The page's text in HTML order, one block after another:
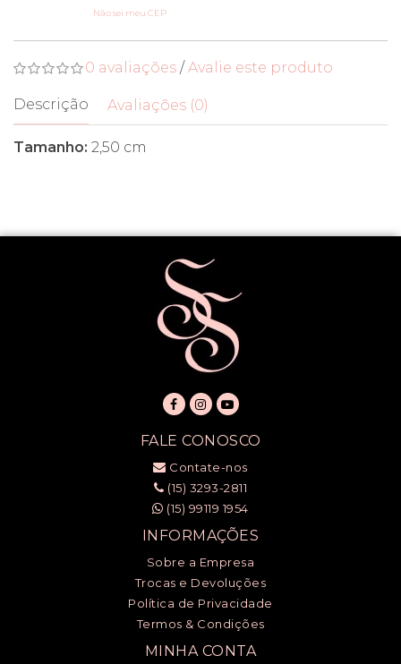
Não sei meu CEP
0 avaliações /Avalie este produto
Descrição Avaliações (0)
Tamanho: 2,50 cm
FALE CONOSCO
Contate-nos
(15) 3293-2811
(15) 99119 1954
INFORMAÇÕES
Sobre a Empresa
Trocas e Devoluções
Política de Privacidade
Termos & Condições
MINHA CONTA